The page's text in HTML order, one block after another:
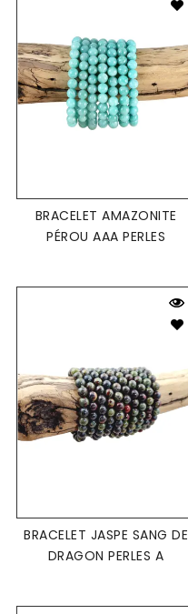
BRACELET AMAZONITE
PÉROU AAA PERLES
BRACELET JASPE SANG DE
DRAGON PERLES A